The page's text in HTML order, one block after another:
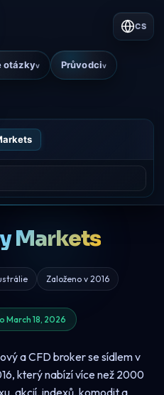
otázkyv Průvodciv
CS
Markets
Založeno v 2016
March 18, 2026
a CFD broker se sídlem v
který nabízí více než 2000
akcií, indexů, komodit a